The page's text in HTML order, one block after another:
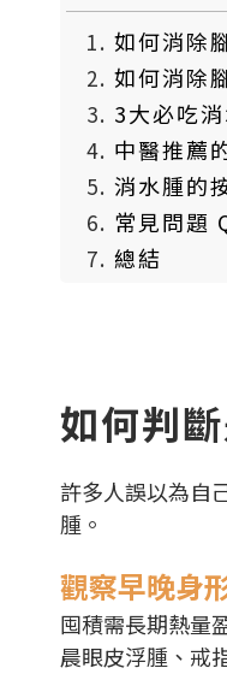
如何消除
如何消除
3大必吃
中醫推薦
消水腫的
常見問題
總結
如何判
許多人誤以為自
腫。
觀察早晚身
囤積需長期熱量
晨眼皮浮腫、戒